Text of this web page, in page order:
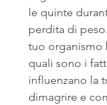
le quinte
perdita di
tuo organismo
quali sono i
influenzano la
dimagrire e